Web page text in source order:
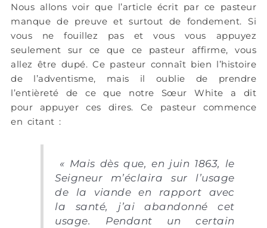
Nous allons voir que l’article écrit par ce pasteur
manque de preuve et surtout de fondement. Si
vous ne fouillez pas et vous vous appuyez
seulement sur ce que ce pasteur affirme, vous
allez être dupé. Ce pasteur connaît bien l’histoire
de l’adventisme, mais il oublie de prendre
l’entièreté de ce que notre Sœur White a dit
pour appuyer ces dires. Ce pasteur commence
en citant :
« Mais dès que, en juin 1863, le
Seigneur m’éclaira sur l’usage
de la viande en rapport avec
la santé, j’ai abandonné cet
usage. Pendant un certain